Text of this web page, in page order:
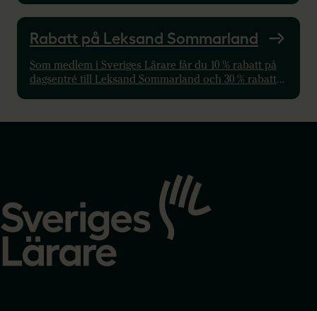
Rabatt på Leksand Sommarland
Som medlem i Sveriges Lärare får du 10 % rabatt på
dagsentré till Leksand Sommarland och 30 % rabatt
startsidan